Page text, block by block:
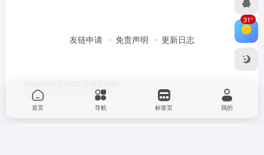
友链申请 免责声明 更新日志
31°
首页 导航 标签页 我的